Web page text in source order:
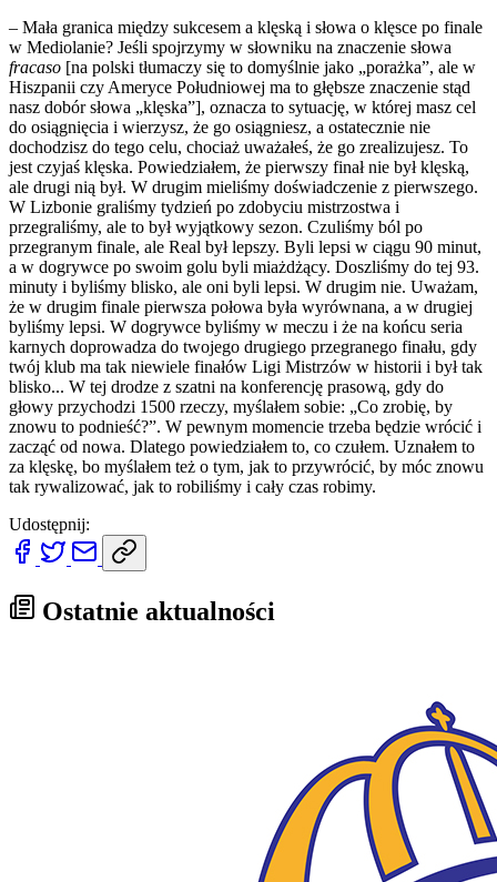
– Mała granica między sukcesem a klęską i słowa o klęsce po finale
w Mediolanie? Jeśli spojrzymy w słowniku na znaczenie słowa
fracaso [na polski tłumaczy się to domyślnie jako „porażka”, ale w
Hiszpanii czy Ameryce Południowej ma to głębsze znaczenie stąd
nasz dobór słowa „klęska”], oznacza to sytuację, w której masz cel
do osiągnięcia i wierzysz, że go osiągniesz, a ostatecznie nie
dochodzisz do tego celu, chociaż uważałeś, że go zrealizujesz. To
jest czyjaś klęska. Powiedziałem, że pierwszy finał nie był klęską,
ale drugi nią był. W drugim mieliśmy doświadczenie z pierwszego.
W Lizbonie graliśmy tydzień po zdobyciu mistrzostwa i
przegraliśmy, ale to był wyjątkowy sezon. Czuliśmy ból po
przegranym finale, ale Real był lepszy. Byli lepsi w ciągu 90 minut,
a w dogrywce po swoim golu byli miażdżący. Doszliśmy do tej 93.
minuty i byliśmy blisko, ale oni byli lepsi. W drugim nie. Uważam,
że w drugim finale pierwsza połowa była wyrównana, a w drugiej
byliśmy lepsi. W dogrywce byliśmy w meczu i że na końcu seria
karnych doprowadza do twojego drugiego przegranego finału, gdy
twój klub ma tak niewiele finałów Ligi Mistrzów w historii i był tak
blisko... W tej drodze z szatni na konferencję prasową, gdy do
głowy przychodzi 1500 rzeczy, myślałem sobie: „Co zrobię, by
znowu to podnieść?”. W pewnym momencie trzeba będzie wrócić i
zacząć od nowa. Dlatego powiedziałem to, co czułem. Uznałem to
za klęskę, bo myślałem też o tym, jak to przywrócić, by móc znowu
tak rywalizować, jak to robiliśmy i cały czas robimy.
Udostępnij:
Ostatnie aktualności